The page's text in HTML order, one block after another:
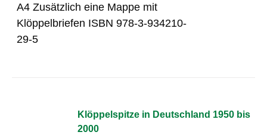
A4 Zusätzlich eine Mappe mit
Klöppelbriefen ISBN 978-3-934210-
29-5
Klöppelspitze in Deutschland 1950 bis
2000